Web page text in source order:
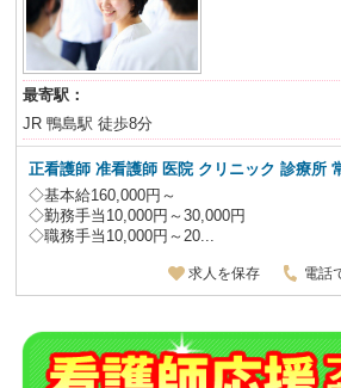
最寄駅：
JR 鴨島駅 徒歩8分
正看護師 准看護師 医院 クリニック 診療所
◇基本給160,000円～
◇勤務手当10,000円～30,000円
◇職務手当10,000円～20...
求人を保存 電話